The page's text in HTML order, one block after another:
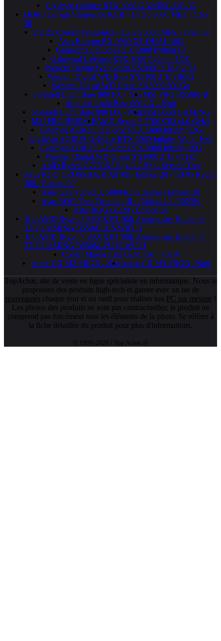
Gigabyte Geforce RTX 3060 GAMING OC 8G
DDR5 Corsair Vengeance RGB - 16 Go 6000 MHz - CAS
38
DDR5 Corsair Vengeance - 16 Go 6000 MHz - CAS 38
Asus Radeon RX 9060 XT DUAL 16G
Gainward GeForce RTX 5080 Python III
Gainward GeForce RTX 3060 Python II OC
Western Digital WD Green SN3000 2 To (G0E)
Western Digital WD Blue SN5100 2 To (B0E)
Western Digital WD Green SN3000 500 Go
be quiet! Light Base 900 FX - NoirMSI PRO B550M-B
be quiet! Light Base 600 LX - Noir
be quiet! Light Base 900 DX - NoirMSI B550 GAMING
MSI PRO B550M-PAMD Ryzen 7 7700X3D (4.0 GHz)
Gigabyte AORUS GeForce RTX 5090 Infinity 32G
Gigabyte AORUS GeForce RTX 5080 Infinity Wood 16G
Gigabyte AORUS GeForce RTX 5080 Infinity 16G
Western Digital WD Green SN3000 2 To (G1E)
AMD Ryzen 7 7700X3D (4.0 GHz) - Version Tray
Asus ROG CROSSHAIR X870E- Edition 20 + ROG Ryujin
360 - Edition 20
Asus GeForce RTX 5090 ROG Astral - Edition 20
Asus ROG Thor Titanium III - Edition 20 - 3000W
Asus ROG GR20 - Edition 20
Trio AMD Ryzen 7 5800X3D 10th Anniversary Edition +
TUF GAMING B550-PLUS WIFI II
Trio AMD Ryzen 7 5800X3D 10th Anniversary Edition +
TUF GAMING B550M-PLUS WIFI I
Cooler Master Elite Gold 750 - 750W
Antec CX M2 ARGB - NoirAntec CX M3 ARGB - Noir
TopAchat, site de vente en ligne spécialiste en informatique. Nous te
proposons des produits high-tech et gamer avec un tas de
nouveautés chaque jour et un outil pour réaliser ton PC sur mesure !
Les photos des produits ne sont pas contractuelles; le produit ne
comprend pas forcément tous les éléments de la photo. Se référer à
la fiche détaillée du produit pour plus d'informations.
© 1999-2026 / Top Achat @